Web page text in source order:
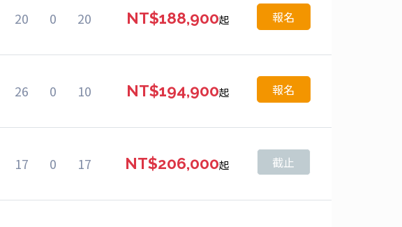
20 0 20 NT$188,900起 報名
26 0 10 NT$194,900起 報名
17 0 17 NT$206,000起 截止